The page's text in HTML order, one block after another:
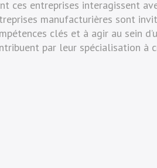
ces entreprises interagissent
manufacturières sont
clés et à agir au sein
par leur spécialisation à